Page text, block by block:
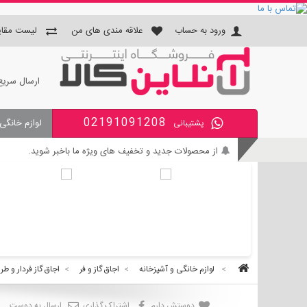
ورود به حساب علاقه مندی های من لیست
ارسال
پشتیبانی 02191091208 لوازم
از محصولات جدید و تخفیف های ویژه ما باخبر شوید.
بی واسطه و مطمئن خرید کنید.
> لوازم خانگی و آشپزخانه > اجاق گاز و فر > اجاق گاز فردار و